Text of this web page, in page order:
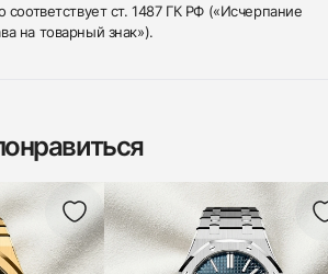
соответствует ст. 1487 ГК РФ («Исчерпание
на товарный знак»).